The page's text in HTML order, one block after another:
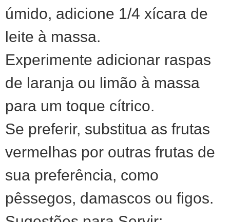
úmido, adicione 1/4 xícara de
leite à massa.
Experimente adicionar raspas
de laranja ou limão à massa
para um toque cítrico.
Se preferir, substitua as frutas
vermelhas por outras frutas de
sua preferência, como
pêssegos, damascos ou figos.